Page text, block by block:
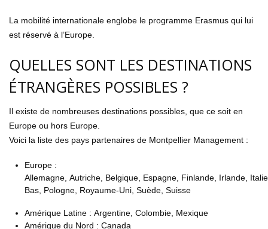
La mobilité internationale englobe le programme Erasmus qui lui
est réservé à l’Europe.
QUELLES SONT LES DESTINATIONS
ÉTRANGÈRES POSSIBLES ?
Il existe de nombreuses destinations possibles, que ce soit en
Europe ou hors Europe.
Voici la liste des pays partenaires de Montpellier Management :
Europe :
Allemagne, Autriche, Belgique, Espagne, Finlande, Irlande,
Bas, Pologne, Royaume-Uni, Suède, Suisse
Amérique Latine : Argentine, Colombie, Mexique
Amérique du Nord : Canada